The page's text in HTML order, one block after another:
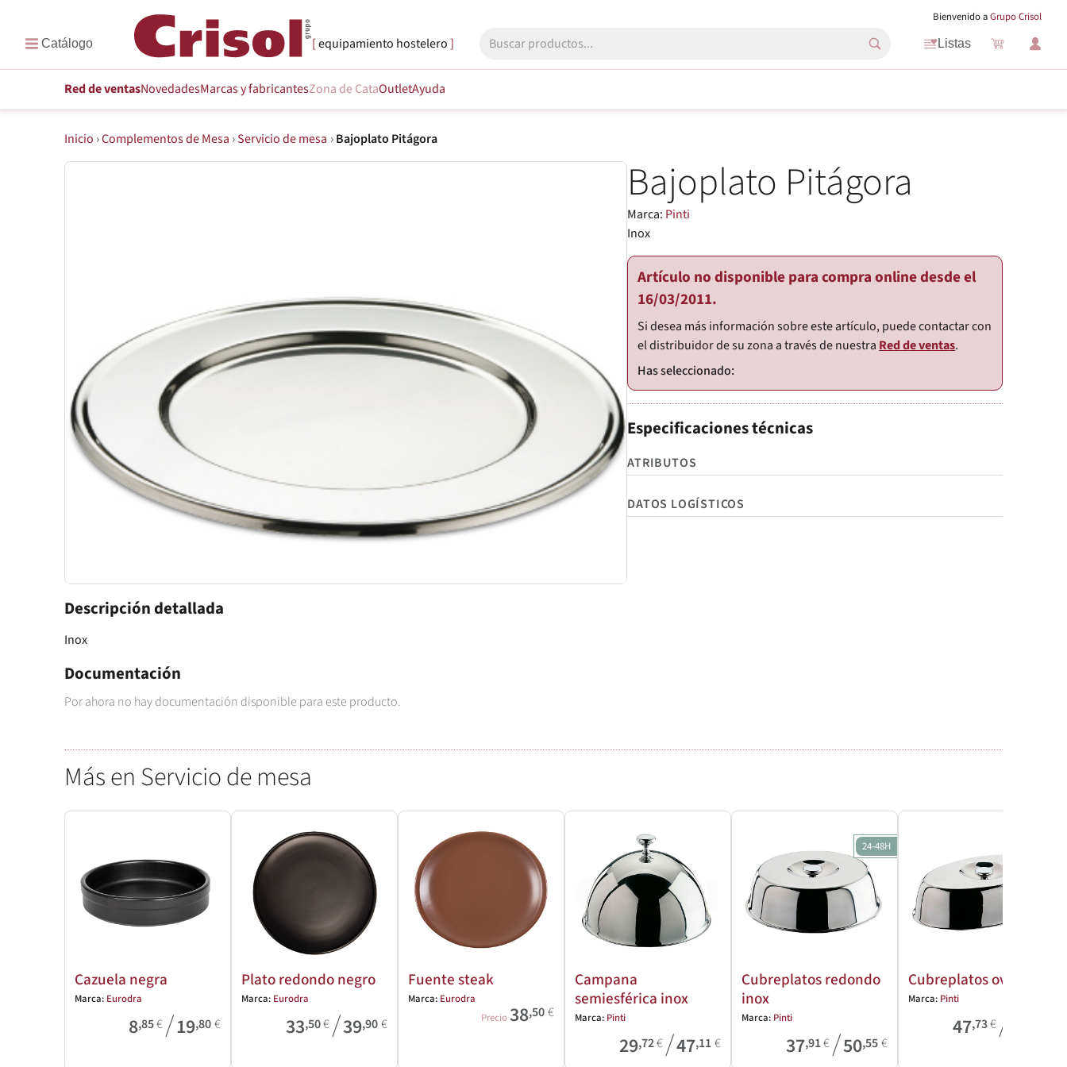
Bienvenido aGrupo Crisol
equipamiento hostelero Listas
Red de ventasNovedadesMarcasy fabricantesZona de CataOutletAyuda
Inicio ›Complementos de Mesa ›Servicio de mesa › Bajoplato Pitágora
Descripción detallada
Inox
Documentación
Por ahora no hay documentación disponible para este producto.
Bajoplato Pitágora
Marca: Pinti
Inox
Artículo no disponible para compra online desde el
16/03/2011.
Si desea más información sobre este artículo, puede contactar con
el distribuidor de su zona a través de nuestra Red de ventas.
Especificaciones técnicas
ATRIBUTOS
DATOS LOGÍSTICOS
Más en Servicio de mesa
Cazuela negra
Marca: Eurodra
8,85€/19,80€
Plato redondo negro
Marca: Eurodra
33,50€/39,90€
Fuente steak
Marca: Eurodra
Precio 38,50€
Campana
semiesférica inox
Marca: Pinti
29,72€/47,11€
24-48H
Cubreplatos redondo
inox
Marca: Pinti
37,91€/50,55€
Cubreplatos oval inox
Marca: Pinti
47,73€/